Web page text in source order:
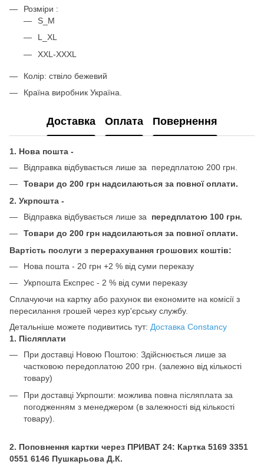
Розміри :
S_M
L_XL
XXL-XXXL
Колір: ствіло бежевий
Країна виробник Україна.
Доставка Оплата Повернення
1. Нова пошта -
Відправка відбувається лише за передплатою 200 грн.
Товари до 200 грн надсилаються за повної оплати.
2. Укрпошта -
Відправка відбувається лише за передплатою 100 грн.
Товари до 200 грн надсилаються за повної оплати.
Вартість послуги з перерахування грошових коштів:
Нова пошта - 20 грн +2 % від суми переказу
Укрпошта Експрес - 2 % від суми переказу
Сплачуючи на картку або рахунок ви економите на комісії з
пересилання грошей через кур'єрську службу.
Детальніше можете подивитись тут: Доставка Constancy
1. Післяплати
При доставці Новою Поштою: Здійснюється лише за
частковою передоплатою 200 грн. (залежно від кількості
товару)
При доставці Укрпошти: можлива повна післяплата за
погодженням з менеджером (в залежності від кількості
товару).
2. Поповнення картки через ПРИВАТ 24: Картка 5169 3351
0551 6146 Пушкарьова Д.К.